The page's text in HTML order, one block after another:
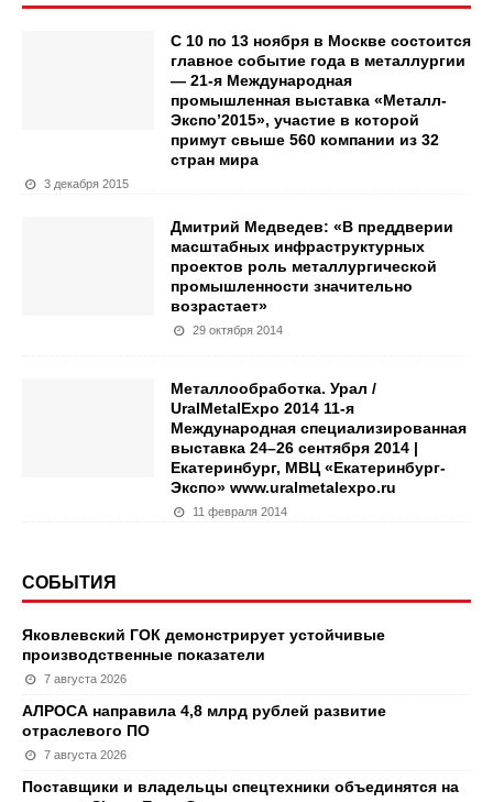
С 10 по 13 ноября в Москве состоится
главное событие года в металлургии
— 21-я Международная
промышленная выставка «Металл-
Экспо’2015», участие в которой
примут свыше 560 компании из 32
стран мира
3 декабря 2015
Дмитрий Медведев: «В преддверии
масштабных инфраструктурных
проектов роль металлургической
промышленности значительно
возрастает»
29 октября 2014
Металлообработка. Урал /
UralMetalExpo 2014 11-я
Международная специализированная
выставка 24–26 сентября 2014 |
Екатеринбург, МВЦ «Екатеринбург-
Экспо» www.uralmetalexpo.ru
11 февраля 2014
СОБЫТИЯ
Яковлевский ГОК демонстрирует устойчивые
производственные показатели
7 августа 2026
АЛРОСА направила 4,8 млрд рублей развитие
отраслевого ПО
7 августа 2026
Поставщики и владельцы спецтехники объединятся на